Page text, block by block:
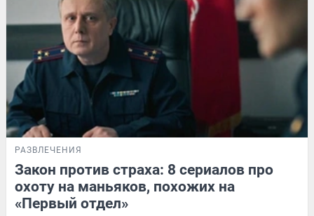
РАЗВЛЕЧЕНИЯ
Закон против страха: 8 сериалов про
охоту на маньяков, похожих на
«Первый отдел»